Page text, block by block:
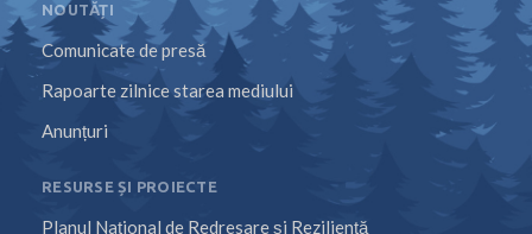
NOUTĂȚI
Comunicate de presă
Rapoarte zilnice starea mediului
Anunțuri
RESURSE ȘI PROIECTE
Planul Național de Redresare și Reziliență